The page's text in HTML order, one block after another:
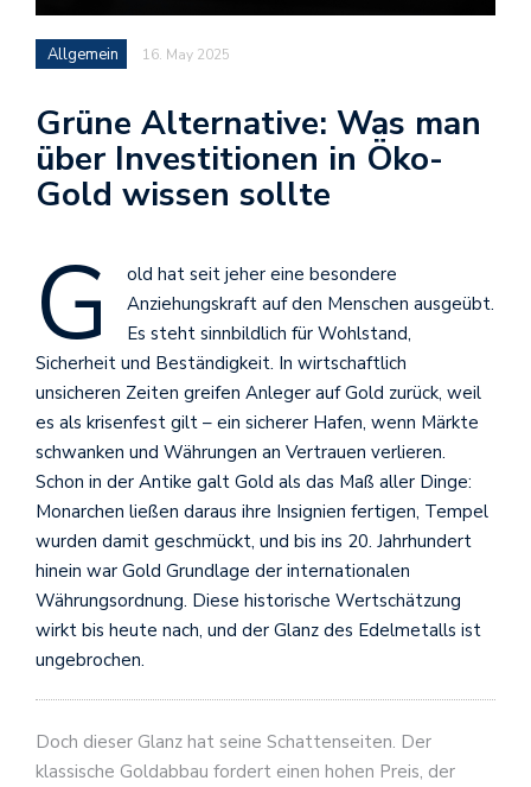
Allgemein 16. May 2025
Grüne Alternative: Was man
über Investitionen in Öko-
Gold wissen sollte
G
old hat seit jeher eine besondere
Anziehungskraft auf den Menschen ausgeübt.
Es steht sinnbildlich für Wohlstand,
Sicherheit und Beständigkeit. In wirtschaftlich
unsicheren Zeiten greifen Anleger auf Gold zurück, weil
es als krisenfest gilt – ein sicherer Hafen, wenn Märkte
schwanken und Währungen an Vertrauen verlieren.
Schon in der Antike galt Gold als das Maß aller Dinge:
Monarchen ließen daraus ihre Insignien fertigen, Tempel
wurden damit geschmückt, und bis ins 20. Jahrhundert
hinein war Gold Grundlage der internationalen
Währungsordnung. Diese historische Wertschätzung
wirkt bis heute nach, und der Glanz des Edelmetalls ist
ungebrochen.
Doch dieser Glanz hat seine Schattenseiten. Der
klassische Goldabbau fordert einen hohen Preis, der